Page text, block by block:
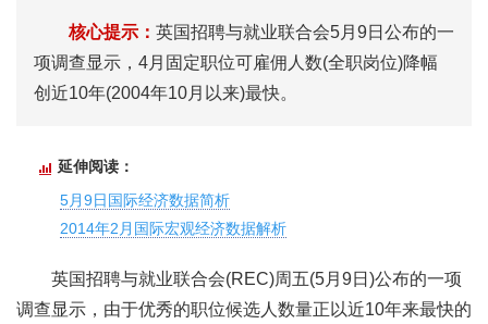
核心提示： 英国招聘与就业联合会5月9日公布的一
项调查显示，4月固定职位可雇佣人数(全职岗位)降幅
创近10年(2004年10月以来)最快。
延伸阅读：
5月9日国际经济数据简析
2014年2月国际宏观经济数据解析
英国招聘与就业联合会(REC)周五(5月9日)公布的一项
调查显示，由于优秀的职位候选人数量正以近10年来最快的